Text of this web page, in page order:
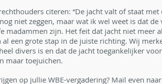
citeren: “De jacht valt of staat met
niet zeggen, maar wat ik wel weet is dat
madammen zijn. Het feit dat jacht niet meer
een grote stap in de juiste richting. Wij
divers is en dat de jacht toegankelijker
maar toejuichen.
op jullie WBE-vergadering? Mail even naar